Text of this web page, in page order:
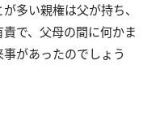
多い親権は父が持ち、
で、父母の間に何かま
があったのでしょう